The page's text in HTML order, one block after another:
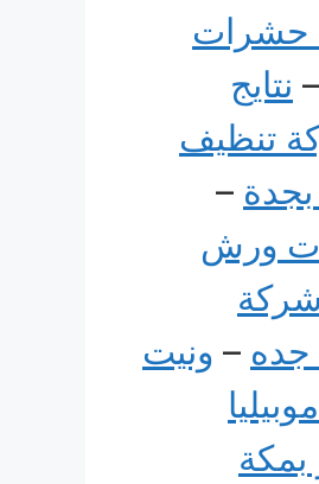
حشرات
– نتايج
تنظيف
–
ورش
شركة
– ونيت